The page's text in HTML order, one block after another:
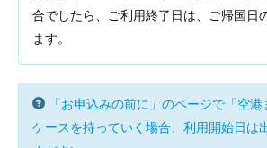
合でしたら、ご利用終了日は、ご帰国日
ます。
「お申込みの前に」のページで「空
ケースを持っていく場合、利用開始日は